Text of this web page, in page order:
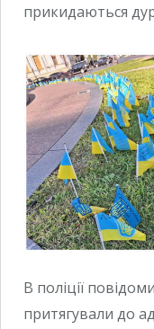
прикидаються
В поліції
притягували до